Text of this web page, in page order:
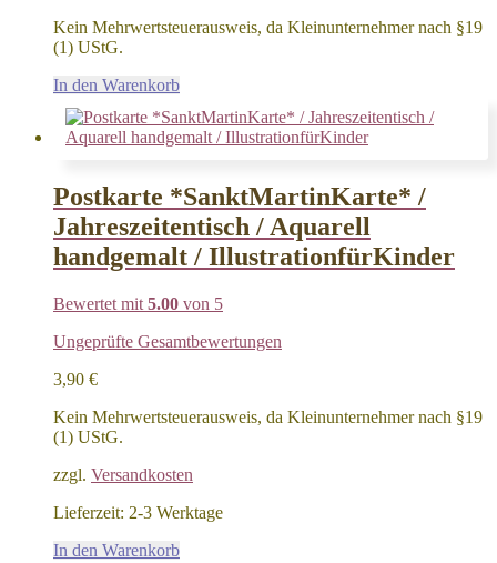
Kein Mehrwertsteuerausweis, da Kleinunternehmer nach §19
(1) UStG.
In den Warenkorb
Postkarte *SanktMartinKarte* /
Jahreszeitentisch / Aquarell
handgemalt / IllustrationfürKinder
Bewertet mit 5.00 von 5
Ungeprüfte Gesamtbewertungen
3,90 €
Kein Mehrwertsteuerausweis, da Kleinunternehmer nach §19
(1) UStG.
zzgl. Versandkosten
Lieferzeit: 2-3 Werktage
In den Warenkorb